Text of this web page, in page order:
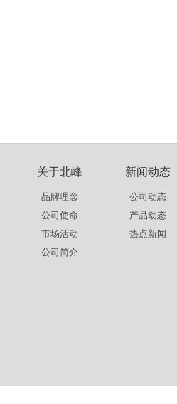
关于北峰
品牌理念
公司使命
市场活动
公司简介
新闻动态
公司动态
产品动态
热点新闻